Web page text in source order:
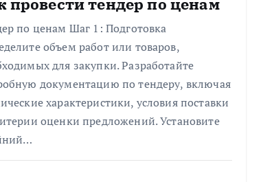
по ценам Шаг 1: Подготовка
объем работ или товаров,
для закупки. Разработайте
документацию по тендеру, включая
характеристики, условия поставки
оценки предложений. Установите